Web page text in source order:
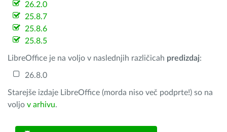
26.2.0
25.8.7
25.8.6
25.8.5
LibreOffice je na voljo v naslednjih različicah predizdaj:
26.8.0
Starejše izdaje LibreOffice (morda niso več podprte!) so na
voljo v arhivu.